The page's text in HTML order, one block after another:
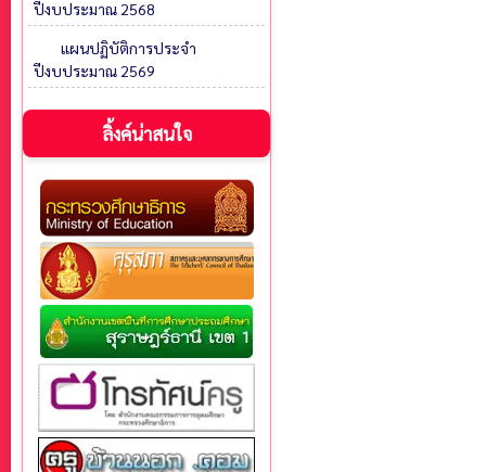
ปีงบประมาณ 2568
แผนปฏิบัติการประจำ
ปีงบประมาณ 2569
ลิ้งค์น่าสนใจ